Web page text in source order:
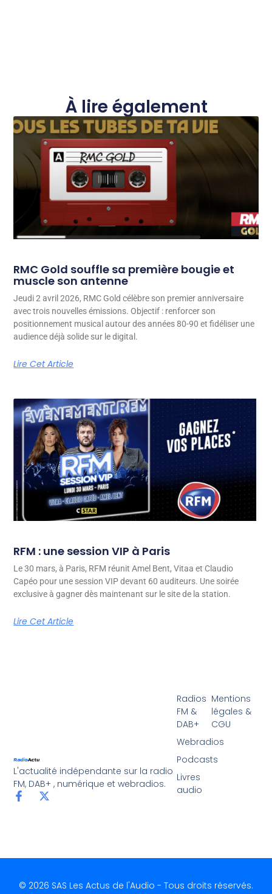
À lire également
RMC Gold souffle sa première bougie et
muscle son antenne
Jeudi 2 avril 2026, RMC Gold célèbre son premier anniversaire
avec trois nouvelles émissions. Objectif : renforcer son
positionnement musical autour des années 80-90 et fidéliser une
audience déjà solide sur le digital.
Lire Cet Article
RFM : une session VIP à Paris
Le 30 mars, à Paris, RFM réunit Amel Bent, Vitaa et Claudio
Capéo pour une session VIP devant 60 auditeurs. Une soirée
exclusive à gagner dès maintenant sur le site de la station.
Lire Cet Article
L'actualité indépendante sur la radio
FM, DAB+ , numérique et webradios.
Radios
FM &
DAB+
Webradios
Podcasts
Livres
audio
Mentions
légales &
CGU
© 2026 SAS Les Actus de l'Audio - Tous droits réservés.